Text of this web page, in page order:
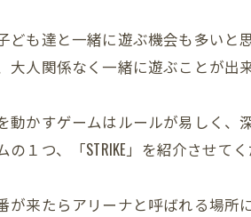
も達と一緒に遊ぶ機会も多いと思
大人関係なく一緒に遊ぶことが出
動かすゲームはルールが易しく、
１つ、「STRIKE」を紹介させてく
が来たらアリーナと呼ばれる場所